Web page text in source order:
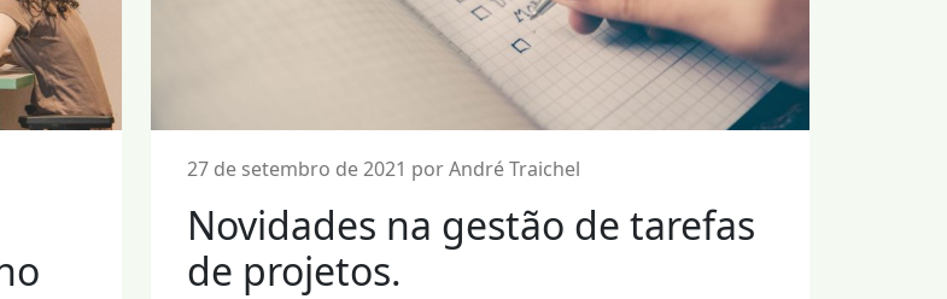
27 de setembro de 2021 por André Traichel
Novidades na gestão de tarefas
de projetos.